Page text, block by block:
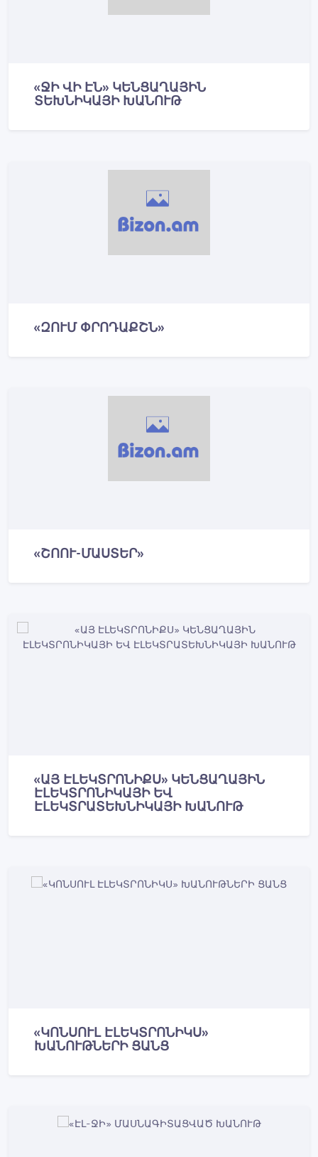
«ՋԻ ՎԻ ԷՆ» ԿԵՆՑԱՂԱՅԻՆ
ՏԵԽՆԻԿԱՅԻ ԽԱՆՈՒԹ
«ԶՈՒՄ ՓՐՈԴԱՔՇՆ»
«ՇՈՈՒ-ՄԱՍՏԵՐ»
«ԱՅ ԷԼԵԿՏՐՈՆԻՔՍ» ԿԵՆՑԱՂԱՅԻՆ
ԷԼԵԿՏՐՈՆԻԿԱՅԻ ԵՎ
ԷԼԵԿՏՐԱՏԵԽՆԻԿԱՅԻ ԽԱՆՈՒԹ
«ԿՈՆՍՈՒԼ ԷԼԵԿՏՐՈՆԻԿՍ»
ԽԱՆՈՒԹՆԵՐԻ ՑԱՆՑ